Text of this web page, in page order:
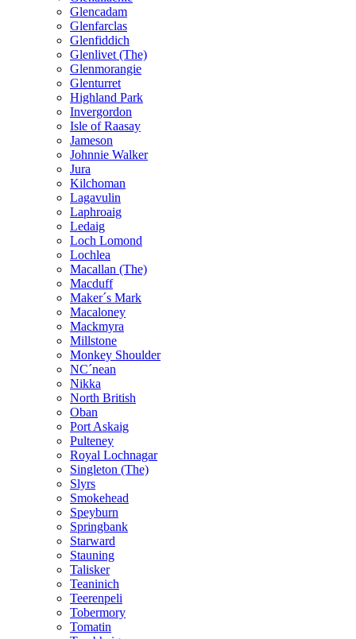
Glencadam
Glenfarclas
Glenfiddich
Glenlivet (The)
Glenmorangie
Glenturret
Highland Park
Invergordon
Isle of Raasay
Jameson
Johnnie Walker
Jura
Kilchoman
Lagavulin
Laphroaig
Ledaig
Loch Lomond
Lochlea
Macallan (The)
Macduff
Maker´s Mark
Macaloney
Mackmyra
Millstone
Monkey Shoulder
NC´nean
Nikka
North British
Oban
Port Askaig
Pulteney
Royal Lochnagar
Singleton (The)
Slyrs
Smokehead
Speyburn
Springbank
Starward
Stauning
Talisker
Teaninich
Teerenpeli
Tobermory
Tomatin